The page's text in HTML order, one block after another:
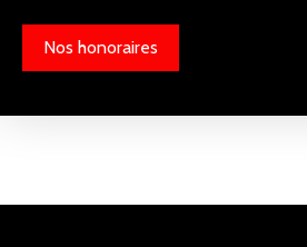
Nos honoraires